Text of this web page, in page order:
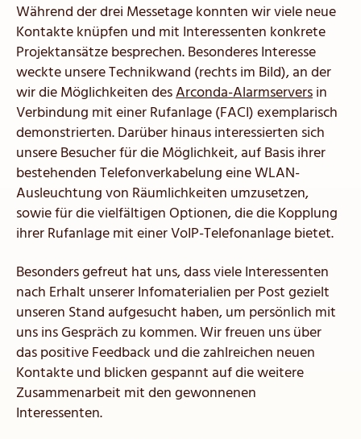
Während der drei Messetage konnten wir viele neue
Kontakte knüpfen und mit Interessenten konkrete
Projektansätze besprechen. Besonderes Interesse
weckte unsere Technikwand (rechts im Bild), an der
wir die Möglichkeiten desArconda-Alarmserversin
Verbindung mit einer Rufanlage (FACI) exemplarisch
demonstrierten. Darüber hinaus interessierten sich
unsere Besucher für die Möglichkeit, auf Basis ihrer
bestehenden Telefonverkabelung eine WLAN-
Ausleuchtung von Räumlichkeiten umzusetzen,
sowie für die vielfältigen Optionen, die die Kopplung
ihrer Rufanlage mit einer VoIP-Telefonanlage bietet.
Besonders gefreut hat uns, dass viele Interessenten
nach Erhalt unserer Infomaterialien per Post gezielt
unseren Stand aufgesucht haben, um persönlich mit
uns ins Gespräch zu kommen. Wir freuen uns über
das positive Feedback und die zahlreichen neuen
Kontakte und blicken gespannt auf die weitere
Zusammenarbeit mit den gewonnenen
Interessenten.